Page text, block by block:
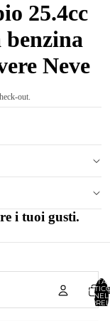
NEL
25.4cc
Neve
out.
i tuoi gusti.